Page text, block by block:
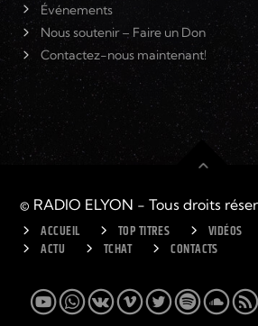
Événements
Nous soutenir – Faire un Don
Contactez-nous maintenant!
© RADIO ELYON - Tous droits
ACCUEIL TOP TITRES VIDÉOS
ACTU
TCHAT CONTACTS